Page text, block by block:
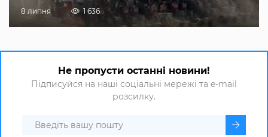
8 липня 1 636
Не пропусти останні новини!
Підписуйся на наші соціальні мережі та e-mail
розсилку.